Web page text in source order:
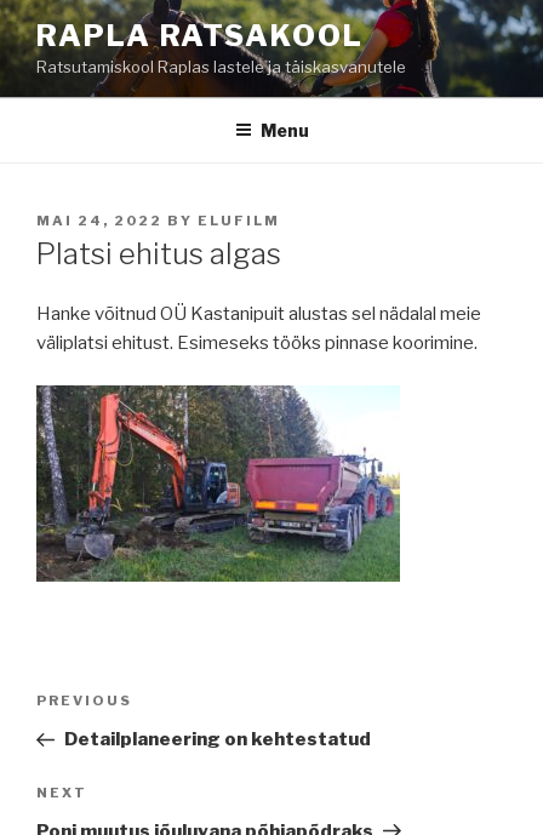
Skip
to
content
RAPLA RATSAKOOL
Ratsutamiskool Raplas lastele ja täiskasvanutele
Menu
POSTED
ON
MAI 24, 2022 BY ELUFILM
Platsi ehitus algas
Hanke võitnud OÜ Kastanipuit alustas sel nädalal meie
väliplatsi ehitust. Esimeseks tööks pinnase koorimine.
Previous
Post
PREVIOUS
Detailplaneering on kehtestatud
Next
Post
NEXT